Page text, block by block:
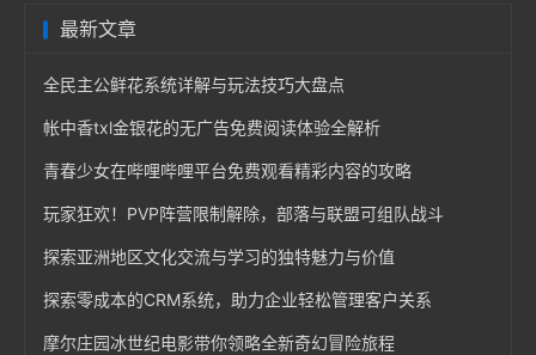
最新文章
全民主公鲜花系统详解与玩法技巧大盘点
帐中香txl金银花的无广告免费阅读体验全解析
青春少女在哔哩哔哩平台免费观看精彩内容的攻略
玩家狂欢！PVP阵营限制解除，部落与联盟可组队战斗
探索亚洲地区文化交流与学习的独特魅力与价值
探索零成本的CRM系统，助力企业轻松管理客户关系
摩尔庄园冰世纪电影带你领略全新奇幻冒险旅程